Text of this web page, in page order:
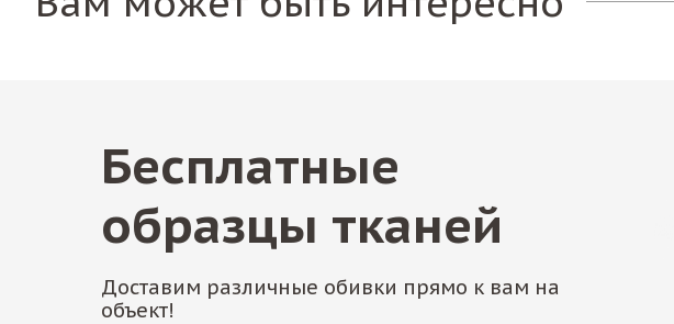
Бесплатные
образцы тканей
Доставим различные обивки прямо к вам на
объект!